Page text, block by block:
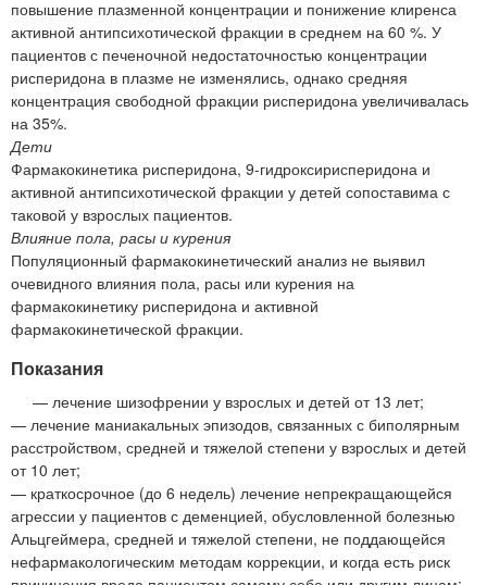
повышение плазменной концентрации и понижение клиренса
активной антипсихотической фракции в среднем на 60 %. У
пациентов с печеночной недостаточностью концентрации
рисперидона в плазме не изменялись, однако средняя
концентрация свободной фракции рисперидона увеличивалась
на 35%.
Дети
Фармакокинетика рисперидона, 9-гидроксирисперидона и
активной антипсихотической фракции у детей сопоставима с
таковой у взрослых пациентов.
Влияние пола, расы и курения
Популяционный фармакокинетический анализ не выявил
очевидного влияния пола, расы или курения на
фармакокинетику рисперидона и активной
фармакокинетической фракции.
Показания
— лечение шизофрении у взрослых и детей от 13 лет;
— лечение маниакальных эпизодов, связанных с биполярным
расстройством, средней и тяжелой степени у взрослых и детей
от 10 лет;
— краткосрочное (до 6 недель) лечение непрекращающейся
агрессии у пациентов с деменцией, обусловленной болезнью
Альцгеймера, средней и тяжелой степени, не поддающейся
нефармакологическим методам коррекции, и когда есть риск